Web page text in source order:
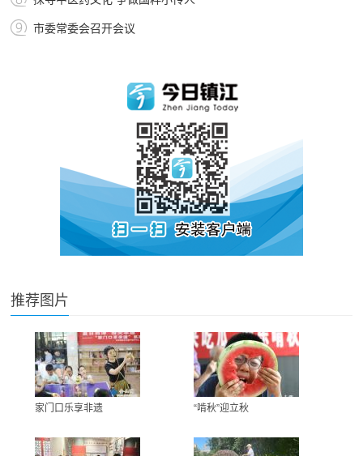
市委常委会召开会议
推荐图片
家门口乐享非遗 “啃秋”迎立秋